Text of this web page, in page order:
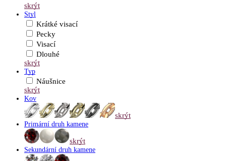
skrýt
Styl
Krátké visací
Pecky
Visací
Dlouhé
skrýt
Typ
Náušnice
skrýt
Kov
skrýt
Primární druh kamene
skrýt
Sekundární druh kamene